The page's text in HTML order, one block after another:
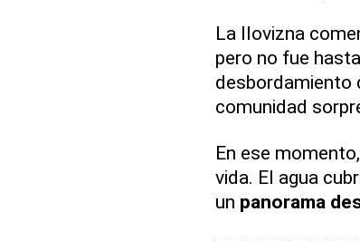
La llovizna
pero no fue
desbordamiento
comunidad
En ese
vida. El agua
un panorama